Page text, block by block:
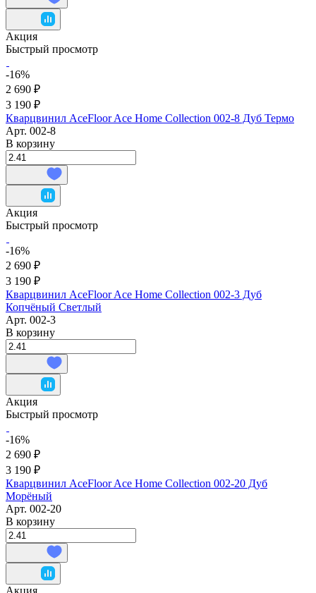
Акция
Быстрый просмотр
-16%
2 690 ₽
3 190 ₽
Кварцвинил AceFloor Ace Home Collection 002-8 Дуб Термо
Арт. 002-8
В корзину
Акция
Быстрый просмотр
-16%
2 690 ₽
3 190 ₽
Кварцвинил AceFloor Ace Home Collection 002-3 Дуб
Копчёный Светлый
Арт. 002-3
В корзину
Акция
Быстрый просмотр
-16%
2 690 ₽
3 190 ₽
Кварцвинил AceFloor Ace Home Collection 002-20 Дуб
Морёный
Арт. 002-20
В корзину
Акция